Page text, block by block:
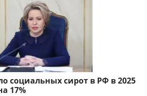
социальных сирот в РФ в 2025
17%